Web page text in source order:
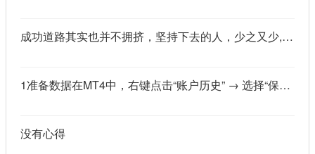
成功道路其实也并不拥挤，坚持下去的人，少之又少,说的真好
1准备数据在MT4中，右键点击“账户历史” → 选择“保存为详细户口结单” → 保存为一个HTML文件。用Excel打开这个HTML文件，或者打开它并复制全部内容，粘贴到一个空白Excel工作表中。2使用你的.xlsm文件打开你已经保存好的“MT4报表合并神器.xlsm”文件。将上一步中未处理的两行数据，复制并粘贴到这个.xlsm文件的第一个工作表中。3运行宏在Excel中，按快捷键 Alt + F8 打开“宏”对话框。选择名为 MergeMT4Statement_Ultimate 的宏，然后点击“执行”或“运行”。4完成宏运行后，你会发现原本错位成两行的数据，已经自动合并成一行了。
没有心得